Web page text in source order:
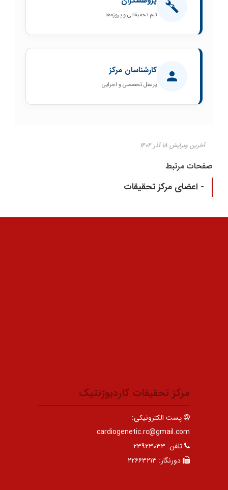
تیم تحقیقاتی و پروژه‌ها
کارشناسان مرکز
پرسنل تخصصی و اجرایی
آخرین ویرایش ۱۸ آذر ۱۴۰۴
صفحات مرتبط
- اعضای مرکز تحقیقات
مرکز تحقیقات کاردیوژنتیک
پست الکترونیکی:
cardiogenetic.rc@gmail.com
تلفن: ۲۳۹۲۳۰۳۳
دورنگار: ۲۲۶۶۳۲۱۳